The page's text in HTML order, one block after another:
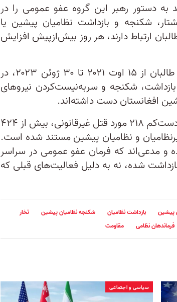
به دستور رهبر این گروه عفو عمومی را در
شکنجه و بازداشت نظامیان پیشین یا
ارتباط دارند، هر روز بیش‌ازپیش افزایش
گزارش اخیر یوناما مشخص کرد که طالبان از ۱۵ اوت ۲۰۲۱ تا ۳۰ ژوئن ۲۰۲۳، در
بازداشت، شکنجه و سربه‌نیست‌کردن نیروهای
افغانستان دست داشته‌اند.
بر اساس این گزارش، در این مدت، دست‌کم ۲۱۸ مورد قتل غیرقانونی، بیش از ۴۲۴
شکنجه غیرنظامیان و نظامیان پیشین مستند شده است.
و مدعی‌اند که فرمان عفو عمومی در سراسر
شده، نه به دلیل فعالیت‌های قبلی که
پیشین بازداشت نظامیان شکنجه نظامیان پیشین
تخار
فرماندهان نظامی مقاومت
سیاسی و اجتماعی